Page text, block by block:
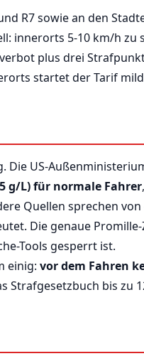
R7 sowie an den
innerorts 5-10 km/h zu
plus drei
startet der Tarif
Die US-
g/L) für normale Fahrer
Quellen sprechen
Die genaue
Tools gesperrt ist.
einig: vor dem Fahren
bis zu